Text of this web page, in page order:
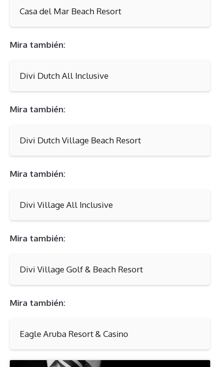
Casa del Mar Beach Resort
Mira también:
Divi Dutch All Inclusive
Mira también:
Divi Dutch Village Beach Resort
Mira también:
Divi Village All Inclusive
Mira también:
Divi Village Golf & Beach Resort
Mira también:
Eagle Aruba Resort & Casino